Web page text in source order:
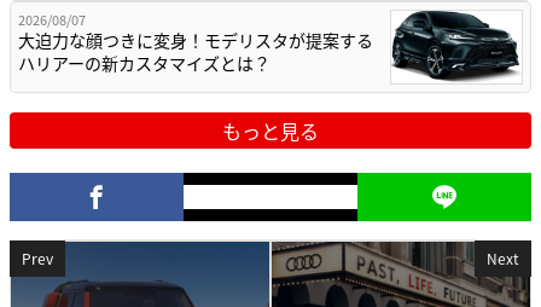
2026/08/07
大迫力な顔つきに変身！モデリスタが提案する
ハリアーの新カスタマイズとは？
もっと見る
Prev Next